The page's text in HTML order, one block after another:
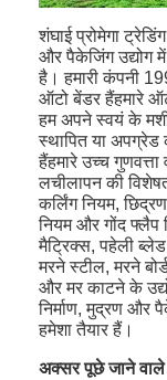
उत्पादों
वीडियो
हमारे बारे में
कारखाना भ्रमण
गुणवत्ता नियंत्रण
संपर्क करें
समाचार
मामलों
शंघाई प्रोमेगा
और पैकेजिंग उद्योग
है। हमारी कंपनी
ऑटो बेंडर हैंहमारे
हम अपने स्वयं के
स्थापित या
हैंहमारे उच्च
लचीलापन की
कर्लिंग नियम,
नियम और गोंद फ्लैप
मैट्रिक्स, पहेली
मरने स्टील, मरने
और मर काटने के
निर्माण, मुद्रण और
हमेशा तैयार हैं।
अक्सर पूछे जाने वाले